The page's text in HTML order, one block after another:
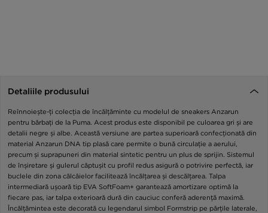
Detaliile produsului
Reînnoiește-ți colecția de încălțăminte cu modelul de sneakers Anzarun
pentru bărbați de la Puma. Acest produs este disponibil pe culoarea gri și are
detalii negre și albe. Această versiune are partea superioară confecționată din
material Anzarun DNA tip plasă care permite o bună circulație a aerului,
precum și suprapuneri din material sintetic pentru un plus de sprijin. Sistemul
de înșiretare și gulerul căptușit cu profil redus asigură o potrivire perfectă, iar
buclele din zona călcâielor facilitează încălțarea și descălțarea. Talpa
intermediară ușoară tip EVA SoftFoam+ garantează amortizare optimă la
fiecare pas, iar talpa exterioară dură din cauciuc conferă aderență maximă.
Încălțămintea este decorată cu legendarul simbol Formstrip pe părțile laterale,